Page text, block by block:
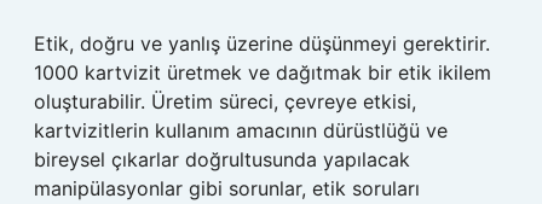
Etik, doğru ve yanlış üzerine düşünmeyi gerektirir.
1000 kartvizit üretmek ve dağıtmak bir etik ikilem
oluşturabilir. Üretim süreci, çevreye etkisi,
kartvizitlerin kullanım amacının dürüstlüğü ve
bireysel çıkarlar doğrultusunda yapılacak
manipülasyonlar gibi sorunlar, etik soruları